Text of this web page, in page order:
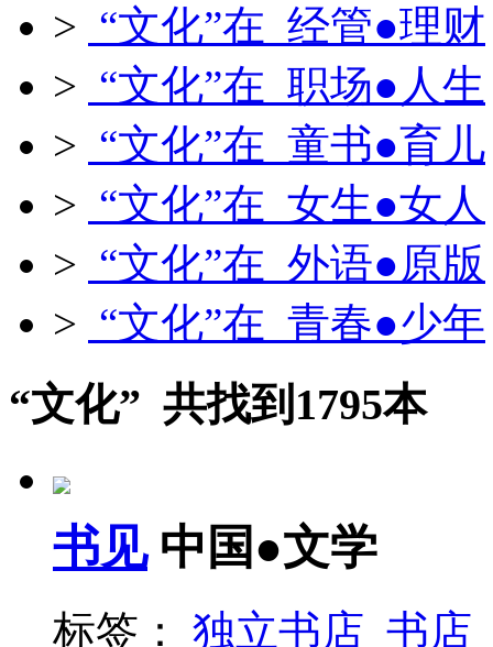
> “文化”在 经管●理财
> “文化”在 职场●人生
> “文化”在 童书●育儿
> “文化”在 女生●女人
> “文化”在 外语●原版
> “文化”在 青春●少年
“文化” 共找到1795本
书见 中国●文学
标签： 独立书店 书店